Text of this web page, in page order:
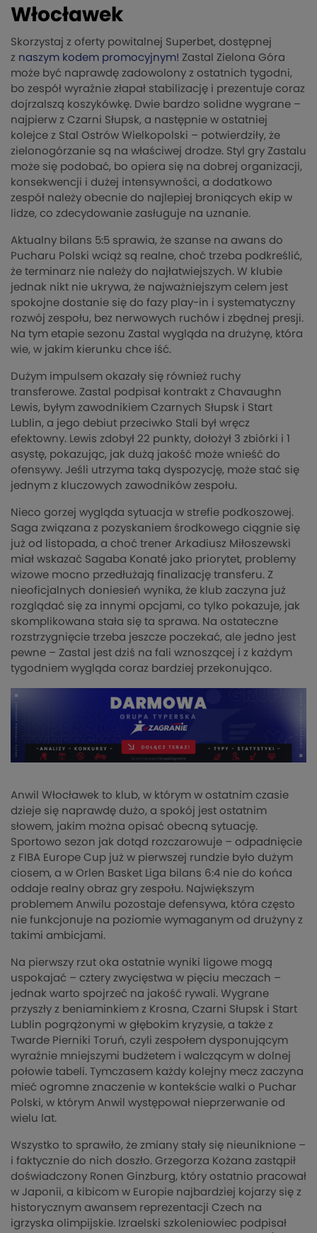
Włocławek
Skorzystaj z oferty powitalnej Superbet, dostępnej
z naszym kodem promocyjnym! Zastal Zielona Góra
może być naprawdę zadowolony z ostatnich tygodni,
bo zespół wyraźnie złapał stabilizację i prezentuje coraz
dojrzalszą koszykówkę. Dwie bardzo solidne wygrane –
najpierw z Czarni Słupsk, a następnie w ostatniej
kolejce z Stal Ostrów Wielkopolski – potwierdziły, że
zielonogórzanie są na właściwej drodze. Styl gry Zastalu
może się podobać, bo opiera się na dobrej organizacji,
konsekwencji i dużej intensywności, a dodatkowo
zespół należy obecnie do najlepiej broniących ekip w
lidze, co zdecydowanie zasługuje na uznanie.
Aktualny bilans 5:5 sprawia, że szanse na awans do
Pucharu Polski wciąż są realne, choć trzeba podkreślić,
że terminarz nie należy do najłatwiejszych. W klubie
jednak nikt nie ukrywa, że najważniejszym celem jest
spokojne dostanie się do fazy play-in i systematyczny
rozwój zespołu, bez nerwowych ruchów i zbędnej presji.
Na tym etapie sezonu Zastal wygląda na drużynę, która
wie, w jakim kierunku chce iść.
Dużym impulsem okazały się również ruchy
transferowe. Zastal podpisał kontrakt z Chavaughn
Lewis, byłym zawodnikiem Czarnych Słupsk i Start
Lublin, a jego debiut przeciwko Stali był wręcz
efektowny. Lewis zdobył 22 punkty, dołożył 3 zbiórki i 1
asystę, pokazując, jak dużą jakość może wnieść do
ofensywy. Jeśli utrzyma taką dyspozycję, może stać się
jednym z kluczowych zawodników zespołu.
Nieco gorzej wygląda sytuacja w strefie podkoszowej.
Saga związana z pozyskaniem środkowego ciągnie się
już od listopada, a choć trener Arkadiusz Miłoszewski
miał wskazać Sagaba Konaté jako priorytet, problemy
wizowe mocno przedłużają finalizację transferu. Z
nieoficjalnych doniesień wynika, że klub zaczyna już
rozglądać się za innymi opcjami, co tylko pokazuje, jak
skomplikowana stała się ta sprawa. Na ostateczne
rozstrzygnięcie trzeba jeszcze poczekać, ale jedno jest
pewne – Zastal jest dziś na fali wznoszącej i z każdym
tygodniem wygląda coraz bardziej przekonująco.
Anwil Włocławek to klub, w którym w ostatnim czasie
dzieje się naprawdę dużo, a spokój jest ostatnim
słowem, jakim można opisać obecną sytuację.
Sportowo sezon jak dotąd rozczarowuje – odpadnięcie
z FIBA Europe Cup już w pierwszej rundzie było dużym
ciosem, a w Orlen Basket Liga bilans 6:4 nie do końca
oddaje realny obraz gry zespołu. Największym
problemem Anwilu pozostaje defensywa, która często
nie funkcjonuje na poziomie wymaganym od drużyny z
takimi ambicjami.
Na pierwszy rzut oka ostatnie wyniki ligowe mogą
uspokajać – cztery zwycięstwa w pięciu meczach –
jednak warto spojrzeć na jakość rywali. Wygrane
przyszły z beniaminkiem z Krosna, Czarni Słupsk i Start
Lublin pogrążonymi w głębokim kryzysie, a także z
Twarde Pierniki Toruń, czyli zespołem dysponującym
wyraźnie mniejszymi budżetem i walczącym w dolnej
połowie tabeli. Tymczasem każdy kolejny mecz zaczyna
mieć ogromne znaczenie w kontekście walki o Puchar
Polski, w którym Anwil występował nieprzerwanie od
wielu lat.
Wszystko to sprawiło, że zmiany stały się nieuniknione –
i faktycznie do nich doszło. Grzegorza Kożana zastąpił
doświadczony Ronen Ginzburg, który ostatnio pracował
w Japonii, a kibicom w Europie najbardziej kojarzy się z
historycznym awansem reprezentacji Czech na
igrzyska olimpijskie. Izraelski szkoleniowiec podpisał